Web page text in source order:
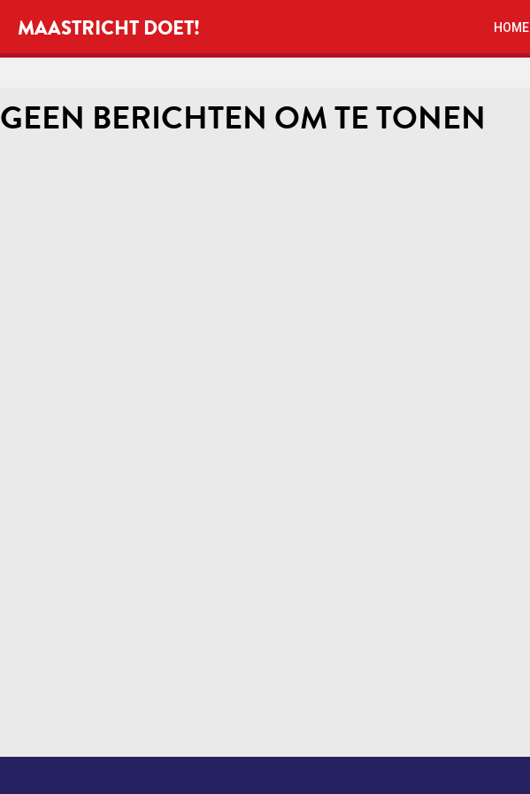
MAASTRICHT DOET! HOME
GEEN BERICHTEN OM TE TONEN